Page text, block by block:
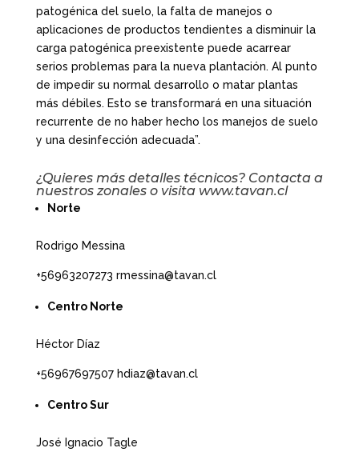
patogénica del suelo, la falta de manejos o
aplicaciones de productos tendientes a disminuir la
carga patogénica preexistente puede acarrear
serios problemas para la nueva plantación. Al punto
de impedir su normal desarrollo o matar plantas
más débiles. Esto se transformará en una situación
recurrente de no haber hecho los manejos de suelo
y una desinfección adecuada”.
¿Quieres más detalles técnicos? Contacta a
nuestros zonales o visita www.tavan.cl
Norte
Rodrigo Messina
+56963207273 rmessina@tavan.cl
Centro Norte
Héctor Díaz
+56967697507 hdiaz@tavan.cl
Centro Sur
José Ignacio Tagle